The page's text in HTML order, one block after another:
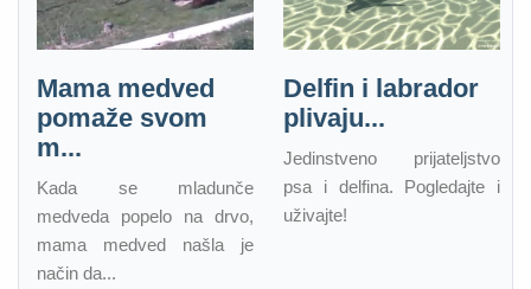
Mama medved
pomaže svom
m...
Kada se mladunče
medveda popelo na drvo,
mama medved našla je
način da...
Delfin i labrador
plivaju...
Jedinstveno prijateljstvo
psa i delfina. Pogledajte i
uživajte!